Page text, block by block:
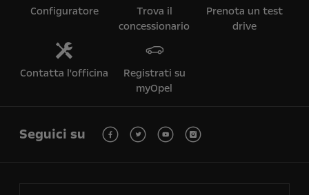
Configuratore
Trova il
concessionario
Prenota un test
drive
Contatta l'officina
Registrati su
myOpel
Seguici su